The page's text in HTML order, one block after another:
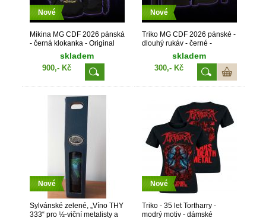
Nové
Mikina MG CDF 2026 pánská
- černá klokanka - Original
skladem
900,- Kč
Nové
Triko MG CDF 2026 pánské -
dlouhý rukáv - černé -
Original (06) Mskladem
300,- Kč
Nové
Sylvánské zelené, „Víno THY
333“ pro ½-viční metalisty a
Nové
Triko - 35 let Tortharry -
modrý motiv - dámské